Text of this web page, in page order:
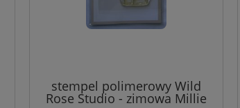
stempel polimerowy Wild
Rose Studio - zimowa Millie